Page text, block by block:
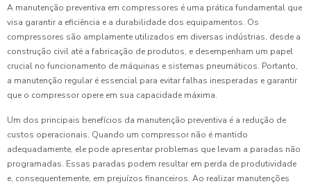
A manutenção preventiva em compressores é uma prática fundamental que
visa garantir a eficiência e a durabilidade dos equipamentos. Os
compressores são amplamente utilizados em diversas indústrias, desde a
construção civil até a fabricação de produtos, e desempenham um papel
crucial no funcionamento de máquinas e sistemas pneumáticos. Portanto,
a manutenção regular é essencial para evitar falhas inesperadas e garantir
que o compressor opere em sua capacidade máxima.
Um dos principais benefícios da manutenção preventiva é a redução de
custos operacionais. Quando um compressor não é mantido
adequadamente, ele pode apresentar problemas que levam a paradas não
programadas. Essas paradas podem resultar em perda de produtividade
e, consequentemente, em prejuízos financeiros. Ao realizar manutenções